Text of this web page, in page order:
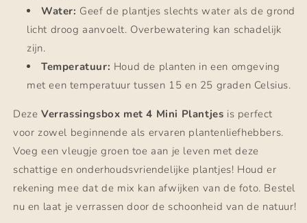
Water: Geef de plantjes slechts water als de grond
licht droog aanvoelt. Overbewatering kan schadelijk
zijn.
Temperatuur: Houd de planten in een omgeving
met een temperatuur tussen 15 en 25 graden Celsius.
Deze Verrassingsbox met 4 Mini Plantjes is perfect
voor zowel beginnende als ervaren plantenliefhebbers.
Voeg een vleugje groen toe aan je leven met deze
schattige en onderhoudsvriendelijke plantjes! Houd er
rekening mee dat de mix kan afwijken van de foto. Bestel
nu en laat je verrassen door de schoonheid van de natuur!